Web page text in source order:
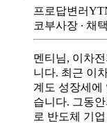
프로답변러
코부사장 ∙ 채
멘티님, 이차
니다. 최근 이
계도 성장세에
습니다. 그동
로 반도체 기